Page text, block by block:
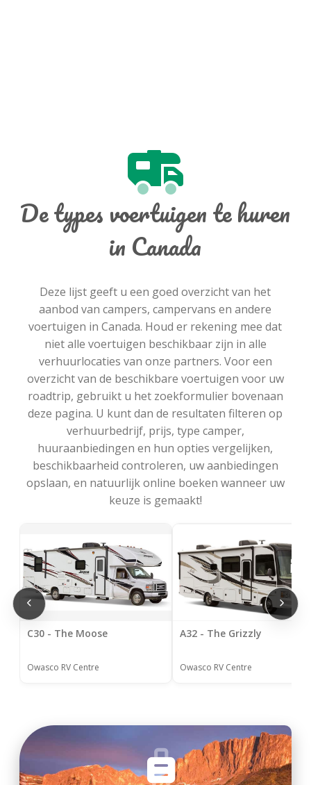
De types voertuigen te huren
in Canada
Deze lijst geeft u een goed overzicht van het
aanbod van campers, campervans en andere
voertuigen in Canada. Houd er rekening mee dat
niet alle voertuigen beschikbaar zijn in alle
verhuurlocaties van onze partners. Voor een
overzicht van de beschikbare voertuigen voor uw
roadtrip, gebruikt u het zoekformulier bovenaan
deze pagina. U kunt dan de resultaten filteren op
verhuurbedrijf, prijs, type camper,
huuraanbiedingen en hun opties vergelijken,
beschikbaarheid controleren, uw aanbiedingen
opslaan, en natuurlijk online boeken wanneer uw
keuze is gemaakt!
C30 - The Moose
Owasco RV Centre
A32 - The Grizzly
Owasco RV Centre